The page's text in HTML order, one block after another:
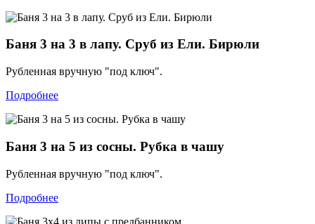
Баня 3 на 3 в лапу. Сруб из Ели. Бирюли
Рубленная вручную "под ключ".
Подробнее
Баня 3 на 5 из сосны. Рубка в чашу
Рубленная вручную "под ключ".
Подробнее